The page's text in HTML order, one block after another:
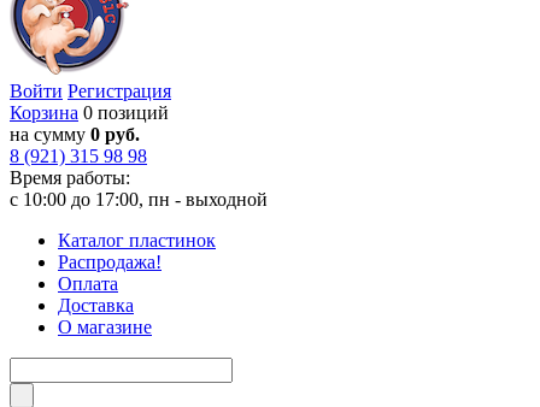
Войти Регистрация
Корзина 0 позиций
на сумму 0 руб.
8 (921) 315 98 98
Время работы:
с 10:00 до 17:00, пн - выходной
Каталог пластинок
Распродажа!
Оплата
Доставка
О магазине